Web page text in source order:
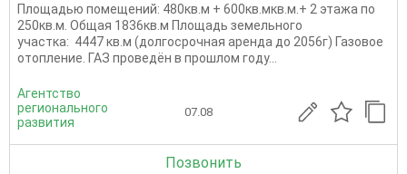
Площадью помещений: 480кв.м + 600кв.мкв.м.+ 2 этажа по
250кв.м. Общая 1836кв.м Площадь земельного
участка: 4447 кв.м (долгосрочная аренда до 2056г) Газовое
отопление. ГАЗ проведён в прошлом году...
Агентство
регионального
развития
07.08
Позвонить